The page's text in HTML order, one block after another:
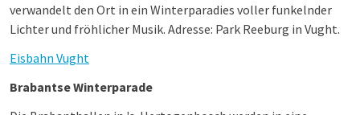
verwandelt den Ort in ein Winterparadies voller funkelnder
Lichter und fröhlicher Musik. Adresse: Park Reeburg in Vught.
Eisbahn Vught
Brabantse Winterparade